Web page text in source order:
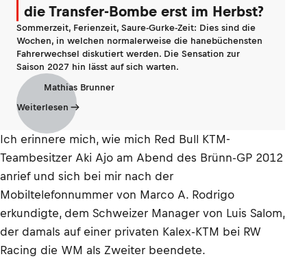
die Transfer-Bombe erst im Herbst?
Sommerzeit, Ferienzeit, Saure-Gurke-Zeit: Dies sind die
Wochen, in welchen normalerweise die hanebüchensten
Fahrerwechsel diskutiert werden. Die Sensation zur
Saison 2027 hin lässt auf sich warten.
Mathias Brunner
Weiterlesen
Ich erinnere mich, wie mich Red Bull KTM-
Teambesitzer Aki Ajo am Abend des Brünn-GP 2012
anrief und sich bei mir nach der
Mobiltelefonnummer von Marco A. Rodrigo
erkundigte, dem Schweizer Manager von Luis Salom,
der damals auf einer privaten Kalex-KTM bei RW
Racing die WM als Zweiter beendete.